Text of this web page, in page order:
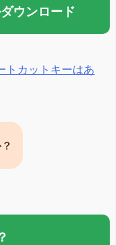
ウンロード
トカットキーはあ